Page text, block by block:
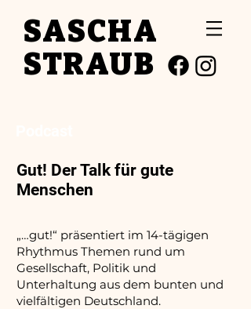
SASCHA
STRAUB
Gut! Der Talk für gute
Menschen
„…gut!“ präsentiert im 14-tägigen
Rhythmus Themen rund um
Gesellschaft, Politik und
Unterhaltung aus dem bunten und
vielfältigen Deutschland.